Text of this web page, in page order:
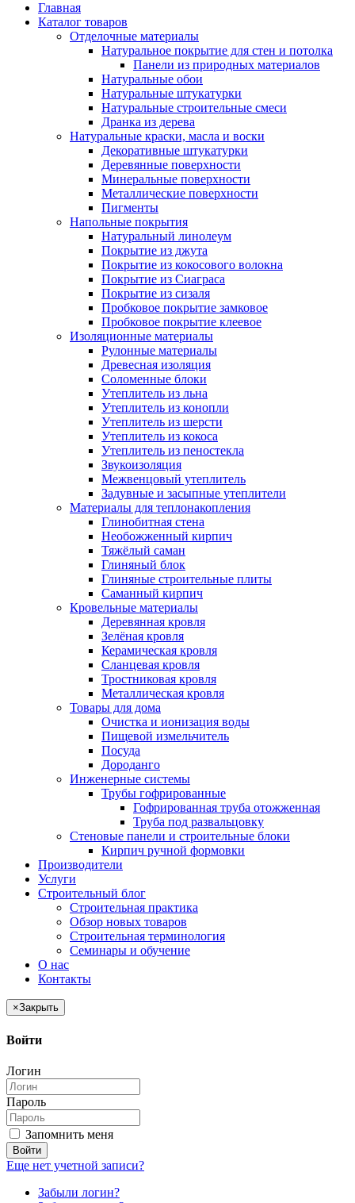
Главная
Каталог товаров
Отделочные материалы
Натуральное покрытие для стен и потолка
Панели из природных материалов
Натуральные обои
Натуральные штукатурки
Натуральные строительные смеси
Дранка из дерева
Натуральные краски, масла и воски
Декоративные штукатурки
Деревянные поверхности
Минеральные поверхности
Металлические поверхности
Пигменты
Напольные покрытия
Натуральный линолеум
Покрытие из джута
Покрытие из кокосового волокна
Покрытие из Сиаграса
Покрытие из сизаля
Пробковое покрытие замковое
Пробковое покрытие клеевое
Изоляционные материалы
Рулонные материалы
Древесная изоляция
Соломенные блоки
Утеплитель из льна
Утеплитель из конопли
Утеплитель из шерсти
Утеплитель из кокоса
Утеплитель из пеностекла
Звукоизоляция
Межвенцовый утеплитель
Задувные и засыпные утеплители
Материалы для теплонакопления
Глинобитная стена
Необожженный кирпич
Тяжёлый саман
Глиняный блок
Глиняные строительные плиты
Саманный кирпич
Кровельные материалы
Деревянная кровля
Зелёная кровля
Керамическая кровля
Сланцевая кровля
Тростниковая кровля
Металлическая кровля
Товары для дома
Очистка и ионизация воды
Пищевой измельчитель
Посуда
Дороданго
Инженерные системы
Трубы гофрированные
Гофрированная труба отожженная
Труба под развальцовку
Стеновые панели и строительные блоки
Кирпич ручной формовки
Производители
Услуги
Строительный блог
Строительная практика
Обзор новых товаров
Строительная терминология
Семинары и обучение
О нас
Контакты
×Закрыть
Войти
Логин
Пароль
Запомнить меня
Войти
Еще нет учетной записи?
Забыли логин?